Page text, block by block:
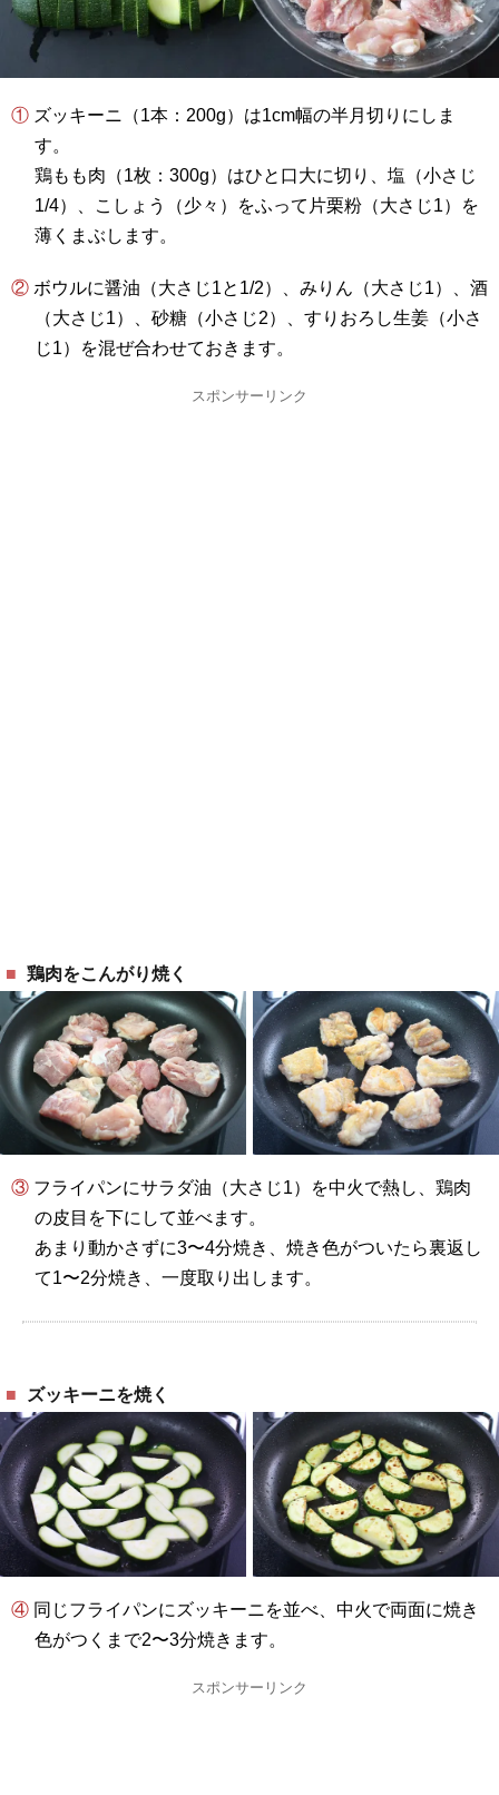
① ズッキーニ（1本：200g）は1cm幅の半月切りにしま
す。
鶏もも肉（1枚：300g）はひと口大に切り、塩（小さじ
1/4）、こしょう（少々）をふって片栗粉（大さじ1）を
薄くまぶします。
② ボウルに醤油（大さじ1と1/2）、みりん（大さじ1）、酒
（大さじ1）、砂糖（小さじ2）、すりおろし生姜（小さ
じ1）を混ぜ合わせておきます。
スポンサーリンク
鶏肉をこんがり焼く
③ フライパンにサラダ油（大さじ1）を中火で熱し、鶏肉
の皮目を下にして並べます。
あまり動かさずに3〜4分焼き、焼き色がついたら裏返し
て1〜2分焼き、一度取り出します。
ズッキーニを焼く
④ 同じフライパンにズッキーニを並べ、中火で両面に焼き
色がつくまで2〜3分焼きます。
スポンサーリンク